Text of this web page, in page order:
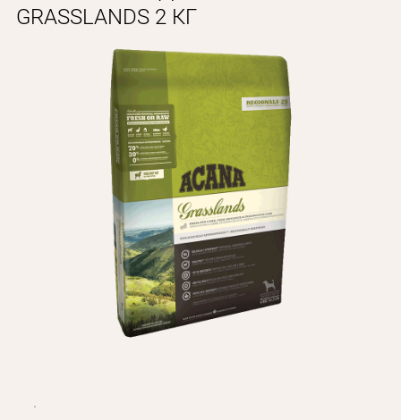
КОТИ
ВІД СПЕКИ
ВЛАСНЕ ВИРОБНИЦТВО
НОВИНКИ
БЛОГ
Оплата і доставка
Програма лояльності
Про Нас
Оптовим клієнтам
GRASSLANDS 2 КГ